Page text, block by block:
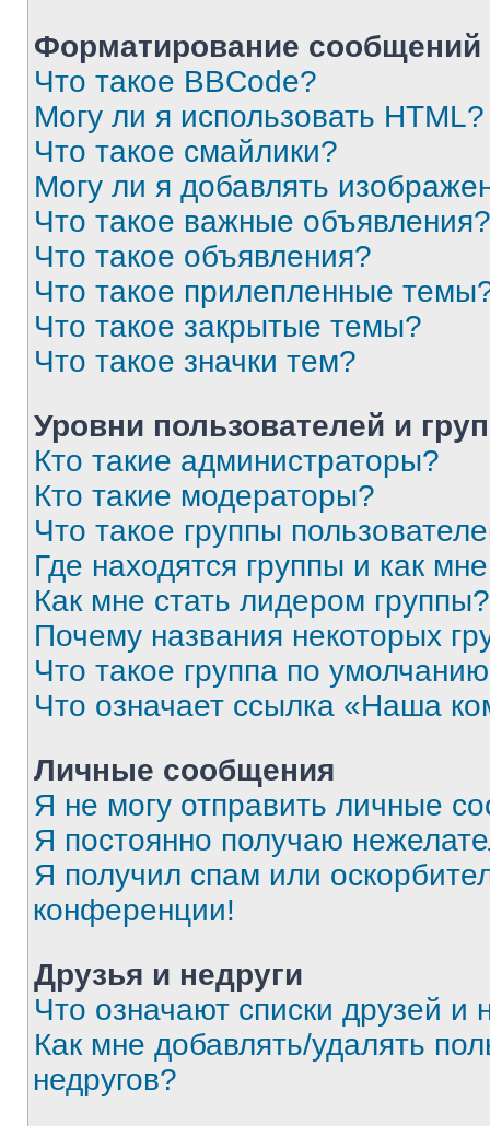
Форматирование
Что такое BBCode?
Могу ли я использовать HTML?
Что такое смайлики?
Могу ли я добавлять
Что такое важные объявления?
Что такое объявления?
Что такое прилепленные
Что такое закрытые темы?
Что такое значки тем?
Уровни пользователей и
Кто такие администраторы?
Кто такие модераторы?
Что такое группы
Где находятся группы и как
Как мне стать лидером группы?
Почему названия некоторых
Что такое группа по
Что означает ссылка «Наша
Личные сообщения
Я не могу отправить личные
Я постоянно получаю
Я получил спам или
конференции!
Друзья и недруги
Что означают списки друзей и
Как мне добавлять/удалять
недругов?